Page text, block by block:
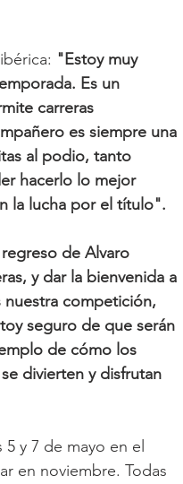
"Estoy muy
Es un
carreras
es siempre una
al podio, tanto
hacerlo lo mejor
la lucha por el título".
de Alvaro
y dar la bienvenida a
nuestra competición,
seguro de que serán
de cómo los
divierten y disfrutan
y 7 de mayo en el
en noviembre. Todas